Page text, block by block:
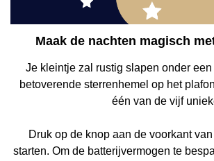
Maak de nachten magisch
Je kleintje zal rustig slapen onder
betoverende sterrenhemel op het
één van de vijf
Druk op de knop aan de voorkant
starten. Om de batterijvermogen te